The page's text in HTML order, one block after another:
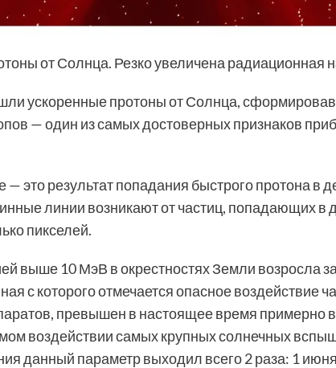
от Солнца. Резко увеличена радиационная
ускоренные протоны от Солнца,
— один из самых достоверных признаков
это результат попадания быстрого протона в
линии возникают от частиц, попадающих в
пикселей.
выше 10 МэВ в окрестностях Земли возросла
с которого отмечается опасное воздействие
превышен в настоящее время примерно
воздействии самых крупных солнечных
данный параметр выходил всего 2 раза: 1